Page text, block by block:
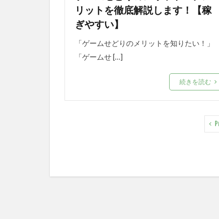
リットを徹底解説します！【稼
ぎやすい】
「ゲームせどりのメリットを知りたい！」
「ゲームせ […]
続きを読む